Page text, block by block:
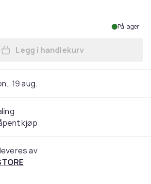
På lager
Legg Bosch Serie | 6
Legg i handlekurv
19 aug.
kjøp
av